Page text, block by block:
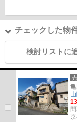
チェックした物
検討リストに